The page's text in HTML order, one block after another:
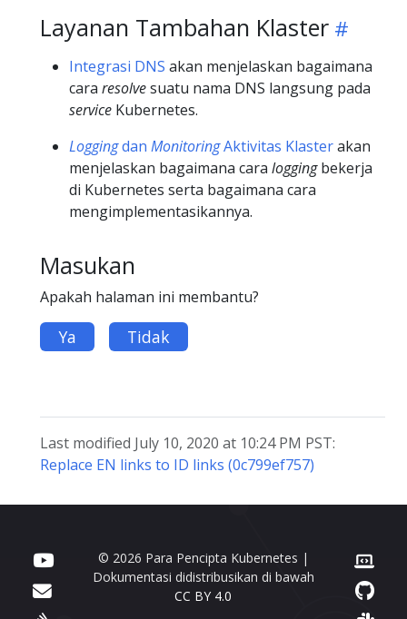
Layanan Tambahan Klaster
Integrasi DNS akan menjelaskan bagaimana
cara resolvesuatu nama DNS langsung pada
service Kubernetes.
Loggingdan MonitoringAktivitas Klasterakan
menjelaskan bagaimana cara loggingbekerja
di Kubernetes serta bagaimana cara
mengimplementasikannya.
Masukan
Apakah halaman ini membantu?
Ya Tidak
Last modified July 10, 2020 at 10:24 PM PST:
Replace EN links to ID links (0c799ef757)
© 2026 Para Pencipta Kubernetes |
Dokumentasi didistribusikan di bawah
CC BY 4.0